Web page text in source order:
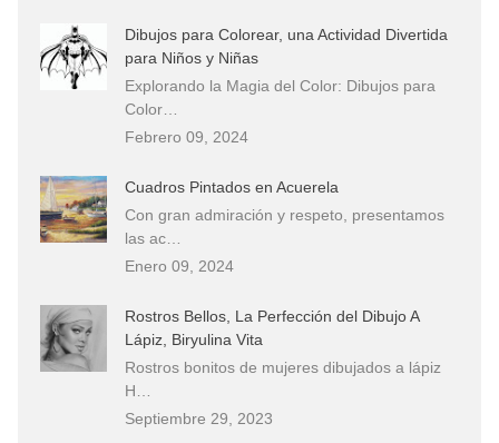
Dibujos para Colorear, una Actividad Divertida
para Niños y Niñas
Explorando la Magia del Color: Dibujos para
Color…
Febrero 09, 2024
Cuadros Pintados en Acuerela
Con gran admiración y respeto, presentamos
las ac…
Enero 09, 2024
Rostros Bellos, La Perfección del Dibujo A
Lápiz, Biryulina Vita
Rostros bonitos de mujeres dibujados a lápiz
H…
Septiembre 29, 2023